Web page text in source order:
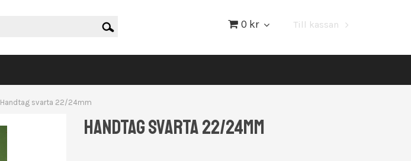
0 kr Till kassan
Handtag svarta 22/24mm
HANDTAG SVARTA 22/24MM